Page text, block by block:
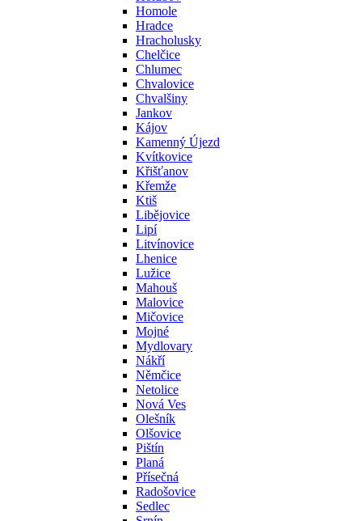
Homole
Hradce
Hracholusky
Chelčice
Chlumec
Chvalovice
Chvalšiny
Jankov
Kájov
Kamenný Újezd
Kvítkovice
Křišťanov
Křemže
Ktiš
Libějovice
Lipí
Litvínovice
Lhenice
Lužice
Mahouš
Malovice
Mičovice
Mojné
Mydlovary
Nákří
Němčice
Netolice
Nová Ves
Olešník
Olšovice
Pištín
Planá
Přísečná
Radošovice
Sedlec